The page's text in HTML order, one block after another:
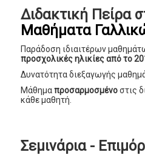
Διδακτική Πείρα
Μαθήματα
Παράδοση ιδιαιτέρων
προσχολικές ηλικίεςαπό το
Δυνατότητα διεξαγωγής
Μάθημαπροσαρμοσμένοστις
κάθε μαθητή.
Σεμινάρια -